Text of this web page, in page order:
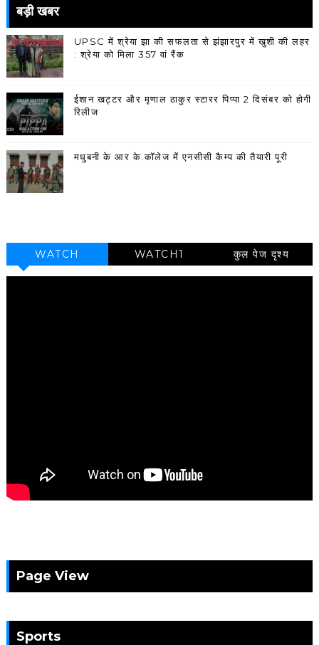
बड़ी खबर
UPSC में श्रेया झा की सफलता से झंझारपुर में खुशी की लहर
: श्रेया को मिला 357 वां रैंक
ईशान खट्टर और मृणाल ठाकुर स्टारर पिप्पा 2 दिसंबर को होगी
रिलीज
मधुबनी के आर के.कॉलेज में एनसीसी कैम्प की तैयारी पूरी
WATCH WATCH1 कुल पेज दृश्य
Page View
Sports